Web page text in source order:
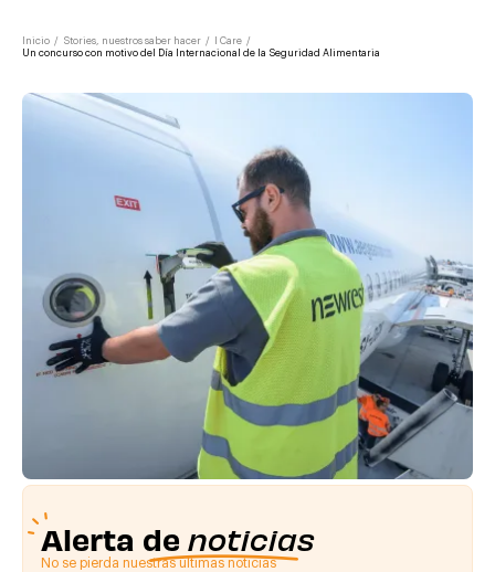
Inicio / Stories, nuestros saber hacer / I Care /
Un concurso con motivo del Día Internacional de la Seguridad Alimentaria
Alerta de noticias
No se pierda nuestras últimas noticias